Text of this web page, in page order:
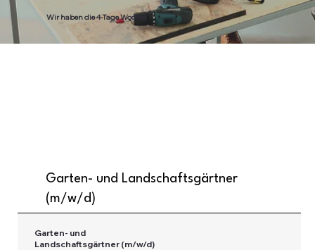
Wir haben die 4-Tage Woche!
Garten- und Landschaftsgärtner
(m/w/d)
Garten- und
Landschaftsgärtner (m/w/d)